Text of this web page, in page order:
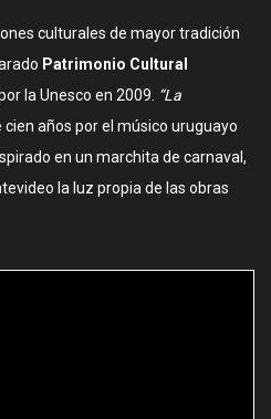
culturales de mayor tradición
Patrimonio Cultural
la Unesco en 2009. “La
años por el músico uruguayo
en un marchita de carnaval,
la luz propia de las obras